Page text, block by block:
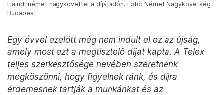
Haindl német nagykövettel a díjátadón. Fotó: Német Nagykövetség
Budapest
Egy évvel ezelőtt még nem indult el ez az újság,
amely most ezt a megtisztelő díjat kapta. A Telex
teljes szerkesztősége nevében szeretnénk
megköszönni, hogy figyelnek ránk, és díjra
érdemesnek tartják a munkánkat és az